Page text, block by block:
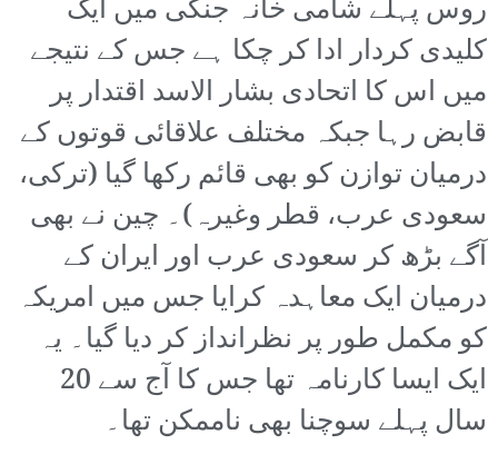
روس پہلے شامی خانہ جنگی میں ایک
کلیدی کردار ادا کر چکا ہے جس کے نتیجے
میں اس کا اتحادی بشار الاسد اقتدار پر
قابض رہا جبکہ مختلف علاقائی قوتوں کے
درمیان توازن کو بھی قائم رکھا گیا (ترکی،
سعودی عرب، قطر وغیرہ)۔ چین نے بھی
آگے بڑھ کر سعودی عرب اور ایران کے
درمیان ایک معاہدہ کرایا جس میں امریکہ
کو مکمل طور پر نظرانداز کر دیا گیا۔ یہ
ایک ایسا کارنامہ تھا جس کا آج سے 20
سال پہلے سوچنا بھی ناممکن تھا۔